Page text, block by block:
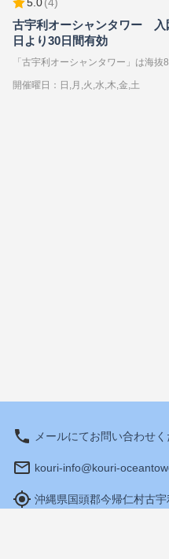
古宇利オーシャンタワー
日より30日間有効
開催曜日：日,月,火,水,木,金,土
メールにてお問い合わせ
kouri-info@kouri-
沖縄県国頭郡今帰仁村古宇